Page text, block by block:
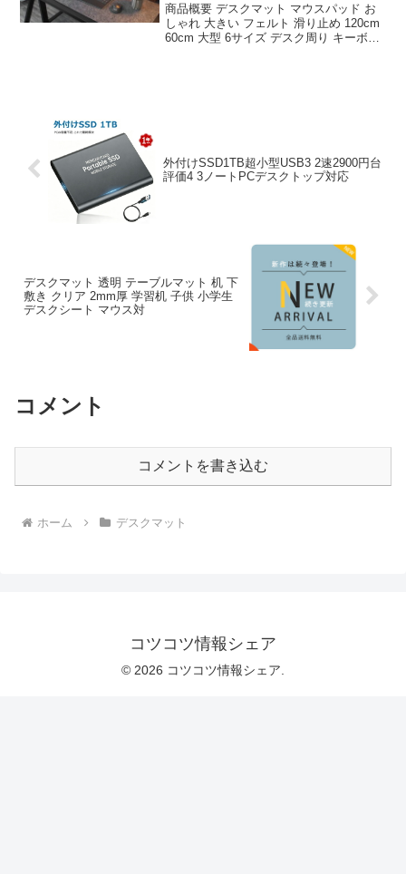
商品概要 デスクマット マウスパッド お
しゃれ 大きい フェルト 滑り止め 120cm
60cm 大型 6サイズ デスク周り キーボー
外付けSSD1TB超小型USB3 2速2900円台
評価4 3ノートPCデスクトップ対応
デスクマット 透明 テーブルマット 机 下
敷き クリア 2mm厚 学習机 子供 小学生
デスクシート マウス対
コメント
コメントを書き込む
ホーム デスクマット
コツコツ情報シェア
© 2026 コツコツ情報シェア.